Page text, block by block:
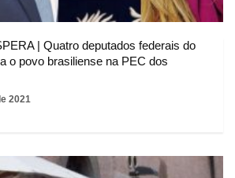
| Quatro deputados federais do
o povo brasiliense na PEC dos
2021